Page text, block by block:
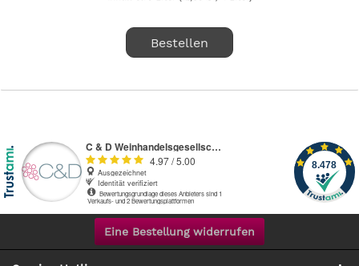
Bestellen
Eine Bestellung widerrufen